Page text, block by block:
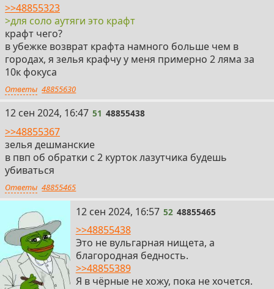
>>48855323
>для соло аутяги это крафт
крафт чего?
в убежке возврат крафта намного больше чем в
городах, я зелья крафчу у меня примерно 2 ляма за
10к фокуса
Ответы 48855630
51
12 сен 2024, 16:47 51 48855438
>>48855367
зелья дешманские
в пвп об обратки с 2 курток лазутчика будешь
убиваться
Ответы 48855465
52
12 сен 2024, 16:57 52 48855465
>>48855438
Это не вульгарная нищета, а
благородная бедность.
>>48855389
Я в чёрные не хожу, пока не хочется.